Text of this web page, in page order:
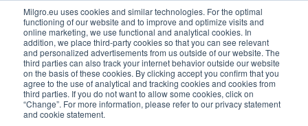
Milgro.eu uses cookies and similar technologies. For the optimal
functioning of our website and to improve and optimize visits and
online marketing, we use functional and analytical cookies. In
addition, we place third-party cookies so that you can see relevant
and personalized advertisements from us outside of our website. The
third parties can also track your internet behavior outside our website
on the basis of these cookies. By clicking accept you confirm that you
agree to the use of analytical and tracking cookies and cookies from
third parties. If you do not want to allow some cookies, click on
“Change”. For more information, please refer to our privacy statement
and cookie statement.
nederlands
english
nl
🔥Grondstoffen worden schaarser en duurder. Weet
jij waar jouw organisatie kwetsbaar is en wat je
eraan kunt doen?
Bekijk de Grondstoffenbarometer